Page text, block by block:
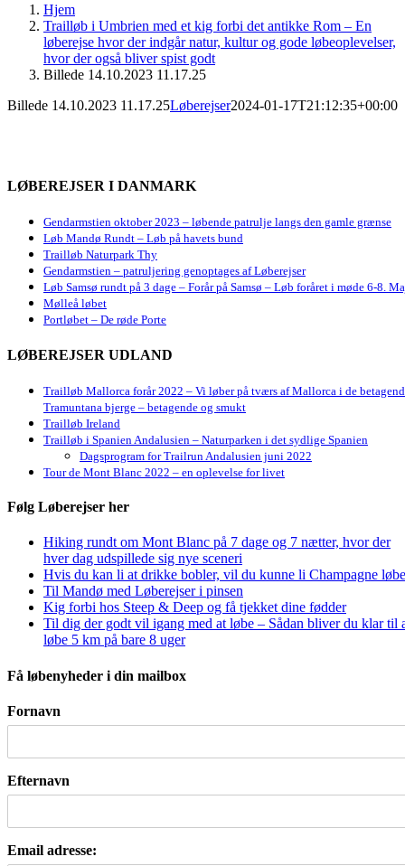
Hjem
Trailløb i Umbrien med et kig forbi det antikke Rom – En
løberejse hvor der indgår natur, kultur og gode løbeoplevelser,
hvor der også bliver spist godt
Billede 14.10.2023 11.17.25
Billede 14.10.2023 11.17.25Løberejser2024-01-17T21:12:35+00:00
LØBEREJSER I DANMARK
Gendarmstien oktober 2023 – løbende patrulje langs den gamle grænse
Løb Mandø Rundt – Løb på havets bund
Trailløb Naturpark Thy
Gendarmstien – patruljering genoptages af Løberejser
Løb Samsø rundt på 3 dage – Forår på Samsø – Løb foråret i møde 6-8.
Mølleå løbet
Portløbet – De røde Porte
LØBEREJSER UDLAND
Trailløb Mallorca forår 2022 – Vi løber på tværs af Mallorca i de
Tramuntana bjerge – betagende og smukt
Trailløb Ireland
Trailløb i Spanien Andalusien – Naturparken i det sydlige Spanien
Dagsprogram for Trailrun Andalusien juni 2022
Tour de Mont Blanc 2022 – en oplevelse for livet
Følg Løberejser her
Hiking rundt om Mont Blanc på 7 dage og 7 nætter, hvor der
hver dag udspillede sig nye sceneri
Hvis du kan li at drikke bobler, vil du kunne li Champagne
Til Mandø med Løberejser i pinsen
Kig forbi hos Steep & Deep og få tjekket dine fødder
Til dig der godt vil igang med at løbe – Sådan bliver du klar til
løbe 5 km på bare 8 uger
Få løbenyheder i din mailbox
Fornavn
Efternavn
Email adresse: